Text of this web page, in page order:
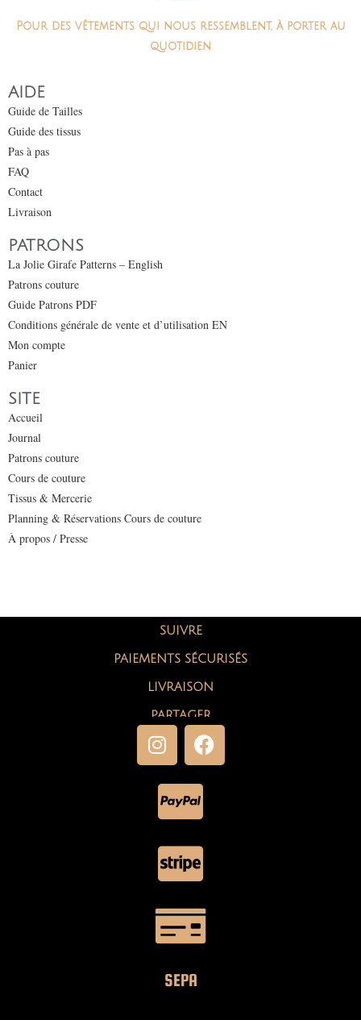
Pour des vêtements qui nous ressemblent, à porter au
quotidien
AIDE
Guide de Tailles
Guide des tissus
Pas à pas
FAQ
Contact
Livraison
PATRONS
La Jolie Girafe Patterns – English
Patrons couture
Guide Patrons PDF
Conditions générale de vente et d’utilisation EN
Mon compte
Panier
SITE
Accueil
Journal
Patrons couture
Cours de couture
Tissus & Mercerie
Planning & Réservations Cours de couture
À propos / Presse
SUIVRE
PAIEMENTS SÉCURISÉS
LIVRAISON
PARTAGER
SEPA